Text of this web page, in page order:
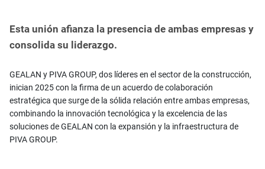
Esta unión afianza la presencia de ambas empresas y
consolida su liderazgo.
GEALAN y PIVA GROUP, dos líderes en el sector de la construcción,
inician 2025 con la firma de un acuerdo de colaboración
estratégica que surge de la sólida relación entre ambas empresas,
combinando la innovación tecnológica y la excelencia de las
soluciones de GEALAN con la expansión y la infraestructura de
PIVA GROUP.